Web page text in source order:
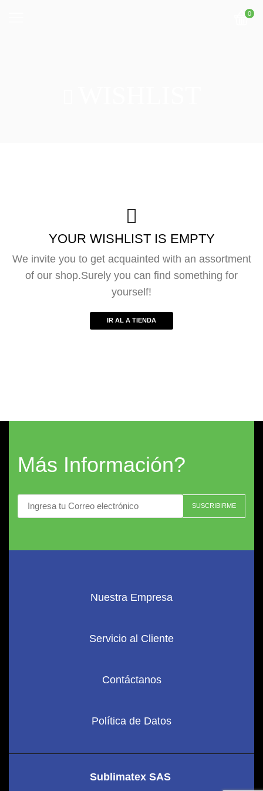
0
YOUR WISHLIST IS EMPTY
We invite you to get acquainted with an assortment
of our shop.Surely you can find something for
yourself!
IR AL A TIENDA
Más Información?
Nuestra Empresa
Servicio al Cliente
Contáctanos
Política de Datos
Sublimatex SAS